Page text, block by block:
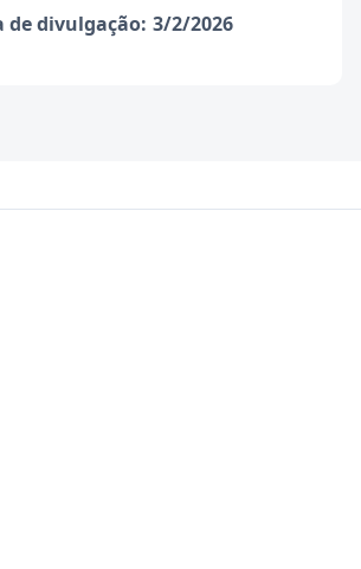
de divulgação: 3/2/2026